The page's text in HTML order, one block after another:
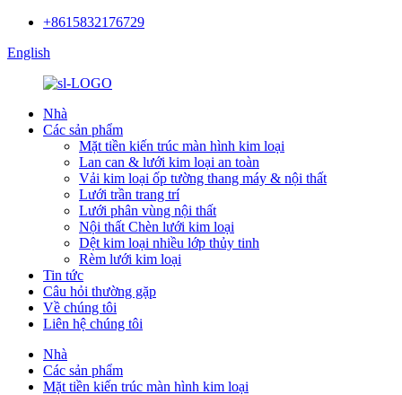
+8615832176729
English
Nhà
Các sản phẩm
Mặt tiền kiến ​​trúc màn hình kim loại
Lan can & lưới kim loại an toàn
Vải kim loại ốp tường thang máy & nội thất
Lưới trần trang trí
Lưới phân vùng nội thất
Nội thất Chèn lưới kim loại
Dệt kim loại nhiều lớp thủy tinh
Rèm lưới kim loại
Tin tức
Câu hỏi thường gặp
Về chúng tôi
Liên hệ chúng tôi
Nhà
Các sản phẩm
Mặt tiền kiến ​​trúc màn hình kim loại